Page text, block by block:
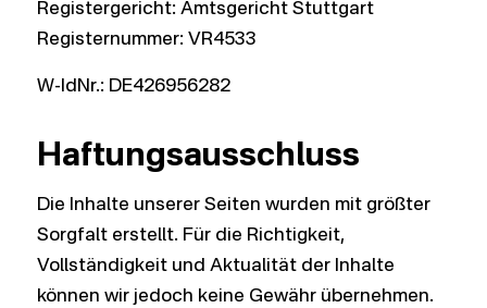
Registergericht: Amtsgericht Stuttgart
Registernummer: VR4533
W-IdNr.: DE426956282
Haftungsausschluss
Die Inhalte unserer Seiten wurden mit größter
Sorgfalt erstellt. Für die Richtigkeit,
Vollständigkeit und Aktualität der Inhalte
können wir jedoch keine Gewähr übernehmen.